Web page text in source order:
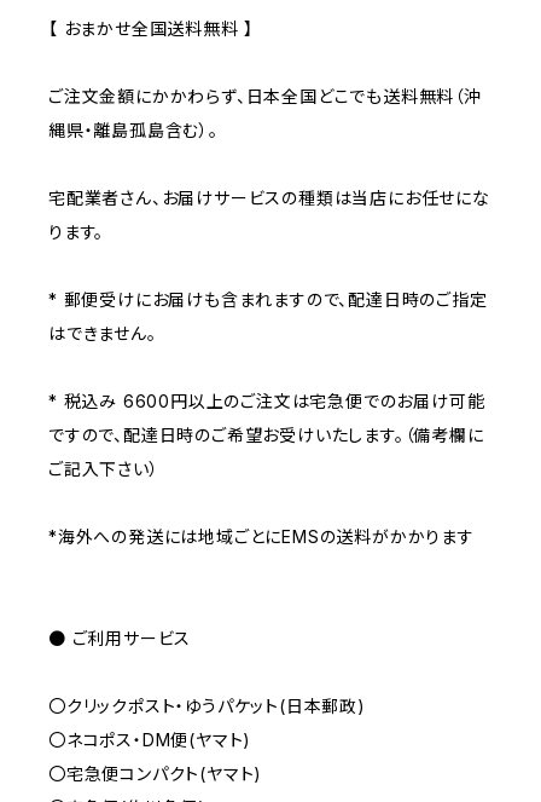
【 おまかせ全国送料無料 】
ご注文金額にかかわらず、日本全国どこでも送料無料（沖
縄県・離島孤島含む）。
宅配業者さん、お届けサービスの種類は当店にお任せにな
ります。
* 郵便受けにお届けも含まれますので、配達日時のご指定
はできません。
* 税込み 6600円以上のご注文は宅急便でのお届け可能
ですので、配達日時のご希望お受けいたします。（備考欄に
ご記入下さい）
*海外への発送には地域ごとにEMSの送料がかかります
● ご利用サービス
〇クリックポスト・ゆうパケット(日本郵政)
〇ネコポス・DM便(ヤマト)
〇宅急便コンパクト(ヤマト)